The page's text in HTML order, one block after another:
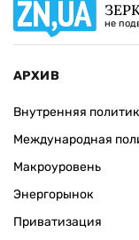
не
АРХИВ
Внутренняя
Международная
Макроуровень
Энергорынок
Приватизация